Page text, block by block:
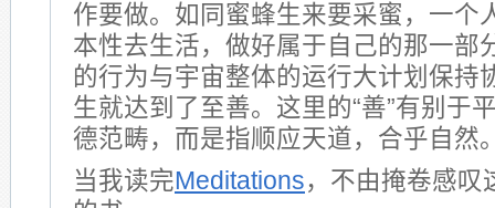
作要做。如同蜜蜂生来要采蜜，一个
本性去生活，做好属于自己的那一部
的行为与宇宙整体的运行大计划保持
生就达到了至善。这里的“善”有别于
德范畴，而是指顺应天道，合乎自然
当我读完Meditations ，不由掩卷感叹